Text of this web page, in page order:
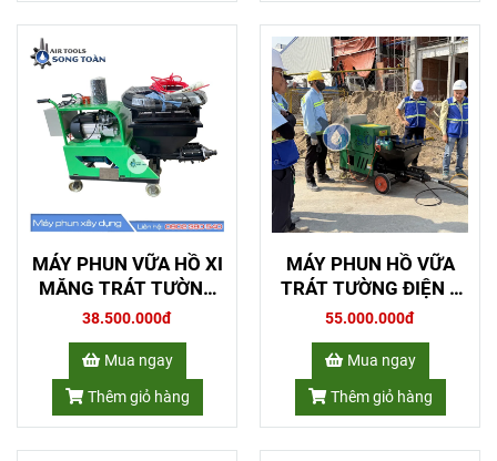
MÁY PHUN VỮA HỒ XI
MĂNG TRÁT TƯỜNG
ST-175
38.500.000đ
Mua ngay
Thêm giỏ hàng
MÁY PHUN HỒ VỮA
TRÁT TƯỜNG ĐIỆN 3
PHA
55.000.000đ
Mua ngay
Thêm giỏ hàng